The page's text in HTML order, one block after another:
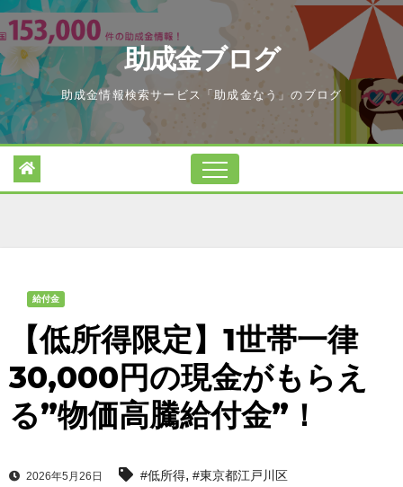
Skip
to
content
助成金ブログ
助成金情報検索サービス「助成金なう」のブログ
給付金
【低所得限定】1世帯一律
30,000円の現金がもらえ
る”物価高騰給付金”！
2026年5月26日 #低所得, #東京都江戸川区